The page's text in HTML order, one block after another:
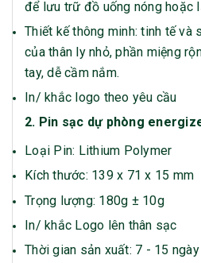
để lưu trữ đồ uống nóng hoặc
Thiết kế thông minh: tinh tế và
của thân ly nhỏ, phần miệng
tay, dễ cầm nắm.
In/ khắc logo theo yêu cầu
2. Pin sạc dự phòng
Loại Pin: Lithium Polymer
Kích thước: 139 x 71 x 15 mm
Trọng lượng: 180g ± 10g
In/ khắc Logo lên thân sạc
Thời gian sản xuất: 7 - 15 ngày